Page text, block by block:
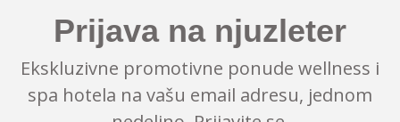
Prijava na njuzleter
Ekskluzivne promotivne ponude wellness i
spa hotela na vašu email adresu, jednom